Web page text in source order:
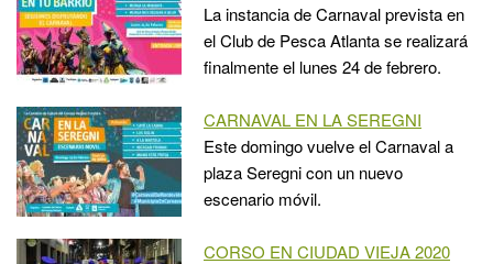
La instancia de Carnaval prevista en
el Club de Pesca Atlanta se realizará
finalmente el lunes 24 de febrero.
CARNAVAL EN LA SEREGNI
Este domingo vuelve el Carnaval a
plaza Seregni con un nuevo
escenario móvil.
CORSO EN CIUDAD VIEJA 2020